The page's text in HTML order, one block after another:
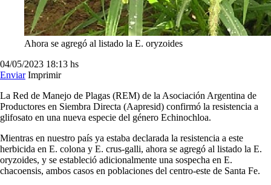
Ahora se agregó al listado la E. oryzoides
04/05/2023 18:13 hs
Enviar Imprimir
La Red de Manejo de Plagas (REM) de la Asociación Argentina de
Productores en Siembra Directa (Aapresid) confirmó la resistencia a
glifosato en una nueva especie del género Echinochloa.
Mientras en nuestro país ya estaba declarada la resistencia a este
herbicida en E. colona y E. crus-galli, ahora se agregó al listado la E.
oryzoides, y se estableció adicionalmente una sospecha en E.
chacoensis, ambos casos en poblaciones del centro-este de Santa Fe.